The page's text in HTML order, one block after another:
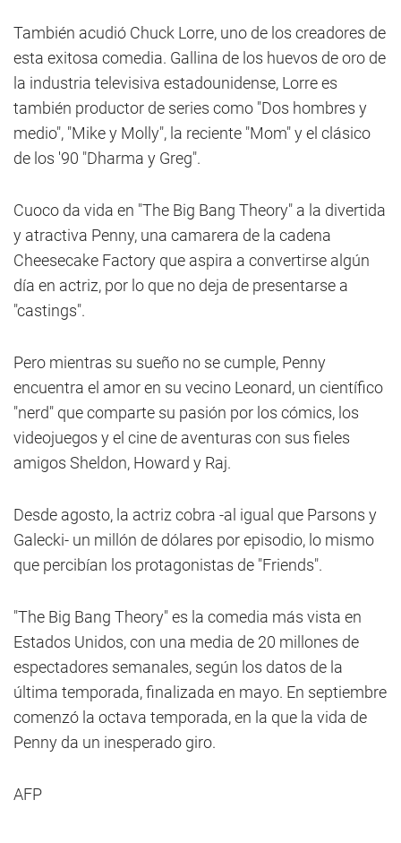
También acudió Chuck Lorre, uno de los creadores de
esta exitosa comedia. Gallina de los huevos de oro de
la industria televisiva estadounidense, Lorre es
también productor de series como "Dos hombres y
medio", "Mike y Molly", la reciente "Mom" y el clásico
de los '90 "Dharma y Greg".
Cuoco da vida en "The Big Bang Theory" a la divertida
y atractiva Penny, una camarera de la cadena
Cheesecake Factory que aspira a convertirse algún
día en actriz, por lo que no deja de presentarse a
"castings".
Pero mientras su sueño no se cumple, Penny
encuentra el amor en su vecino Leonard, un científico
"nerd" que comparte su pasión por los cómics, los
videojuegos y el cine de aventuras con sus fieles
amigos Sheldon, Howard y Raj.
Desde agosto, la actriz cobra -al igual que Parsons y
Galecki- un millón de dólares por episodio, lo mismo
que percibían los protagonistas de "Friends".
"The Big Bang Theory" es la comedia más vista en
Estados Unidos, con una media de 20 millones de
espectadores semanales, según los datos de la
última temporada, finalizada en mayo. En septiembre
comenzó la octava temporada, en la que la vida de
Penny da un inesperado giro.
AFP